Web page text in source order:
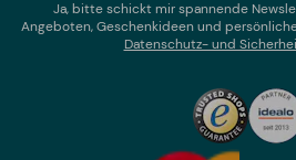
Ja, bitte schickt mir spannende
Angeboten, Geschenkideen und
Datenschutz- und